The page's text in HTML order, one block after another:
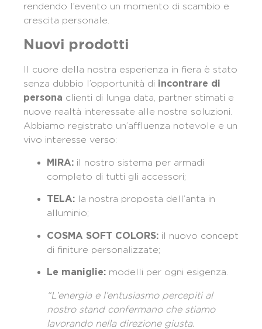
rendendo l’evento un momento di scambio e
crescita personale.
Nuovi prodotti
Il cuore della nostra esperienza in fiera è stato
senza dubbio l’opportunità di incontrare di
persona clienti di lunga data, partner stimati e
nuove realtà interessate alle nostre soluzioni.
Abbiamo registrato un’affluenza notevole e un
vivo interesse verso:
MIRA: il nostro sistema per armadi
completo di tutti gli accessori;
TELA: la nostra proposta dell’anta in
alluminio;
COSMA SOFT COLORS: il nuovo concept
di finiture personalizzate;
Le maniglie: modelli per ogni esigenza.
“L’energia e l’entusiasmo percepiti al
nostro stand confermano che stiamo
lavorando nella direzione giusta.